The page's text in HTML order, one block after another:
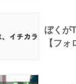
ぼくが
【フ